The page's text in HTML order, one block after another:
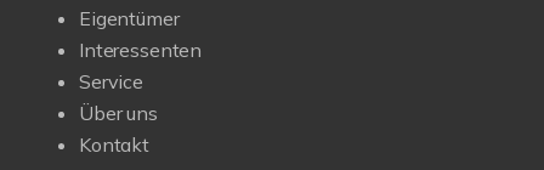
Eigentümer
Interessenten
Service
Über uns
Kontakt